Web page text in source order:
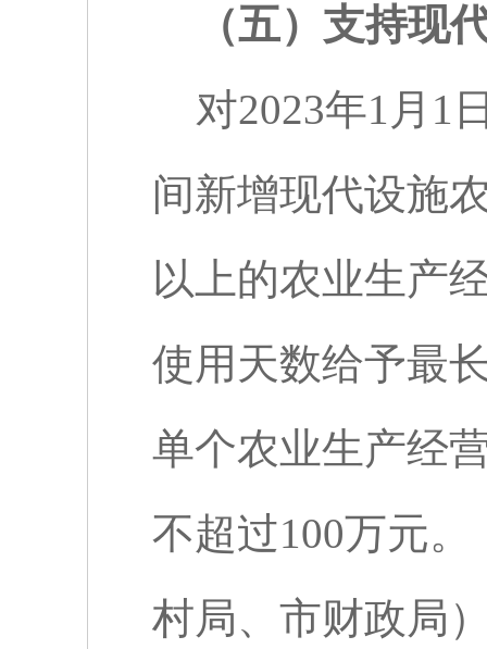
（五）支持现
对2023年1 月 1
间新增现代设施
以上的农业生产
使用天数给予最
单个农业生产经
不超过100万元。
村局、市财政局